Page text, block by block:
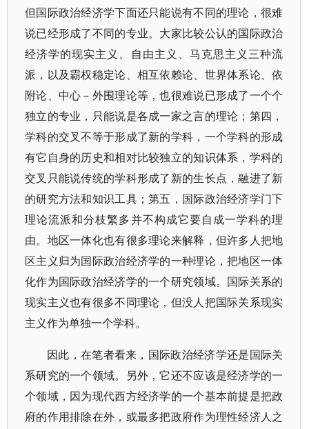
但国际政治经济学下面还只能说有不同的理论，很难
说已经形成了不同的专业。大家比较公认的国际政治
经济学的现实主义、自由主义、马克思主义三种流
派，以及霸权稳定论、相互依赖论、世界体系论、依
附论、中心－外围理论等，也很难说已形成了一个个
独立的专业，只能说是各成一家之言的理论；第四，
学科的交叉不等于形成了新的学科，一个学科的形成
有它自身的历史和相对比较独立的知识体系，学科的
交叉只能说传统的学科形成了新的生长点，融进了新
的研究方法和知识工具；第五，国际政治经济学门下
理论流派和分枝繁多并不构成它要自成一学科的理
由。地区一体化也有很多理论来解释，但许多人把地
区主义归为国际政治经济学的一种理论，把地区一体
化作为国际政治经济学的一个研究领域。国际关系的
现实主义也有很多不同理论，但没人把国际关系现实
主义作为单独一个学科。
因此，在笔者看来，国际政治经济学还是国际关
系研究的一个领域。另外，它还不应该是经济学的一
个领域，因为现代西方经济学的一个基本前提是把政
府的作用排除在外，或最多把政府作为理性经济人之